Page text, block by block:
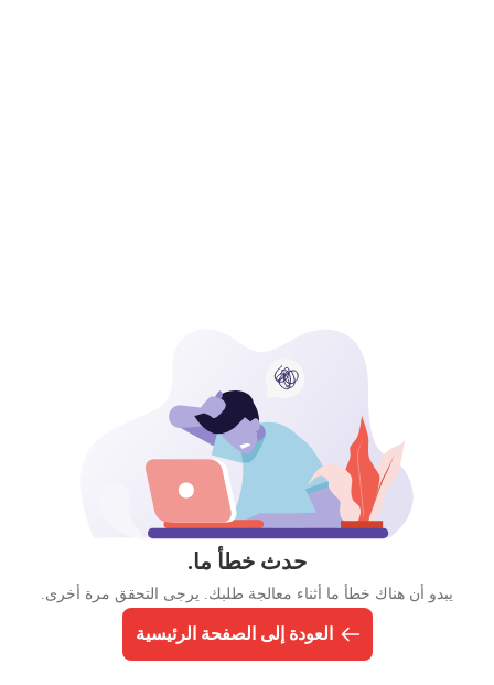
حدث خطأ ما.
يبدو أن هناك خطأ ما أثناء معالجة طلبك. يرجى التحقق مرة أخرى.
العودة إلى الصفحة الرئيسية